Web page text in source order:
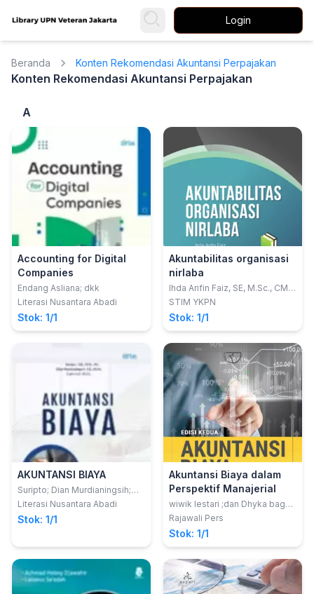
Login
Beranda Konten Rekomendasi Akuntansi Perpajakan
Konten Rekomendasi Akuntansi Perpajakan
A
Accounting for Digital
Companies
Endang Asliana; dkk
Literasi Nusantara Abadi
Stok: 1/1
Akuntabilitas organisasi
nirlaba
Ihda Arifin Faiz, SE, M.Sc., CMA,
CIBA, NIP
STIM YKPN
Stok: 1/1
AKUNTANSI BIAYA
Suripto; Dian Murdianingsih;
Carmidah
Literasi Nusantara Abadi
Stok: 1/1
Akuntansi Biaya dalam
Perspektif Manajerial
wiwik lestari ;dan Dhyka bagus
permana
Rajawali Pers
Stok: 1/1